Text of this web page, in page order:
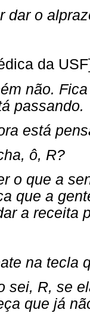
dar o
da
não.
passando.
está
ô, R?
o que a
que a
a receita
na tecla
sei, R, se
que já